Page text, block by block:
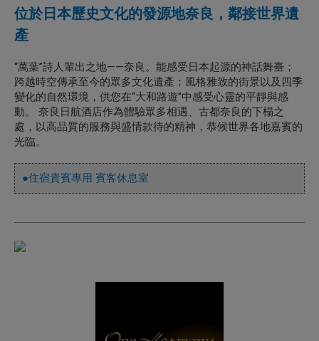
位於日本歷史文化的發源地奈良，鄰接世界遺
產
“萬葉”詩人輩出之地——奈良。能感受日本起源的神話舞臺；
跨越時空傳承至今的眾多文化遺產；風格雅致的街景以及四季
變化的自然環境，供您在“大和路遊”中感受心靈的平靜與感
動。 奈良日航酒店作為體驗眾多相遇、古都奈良的下榻之
處，以高品質的服務與盛情款待的精神，恭候世界各地嘉賓的
光臨。
●住宿貴賓專用 賓客休息室